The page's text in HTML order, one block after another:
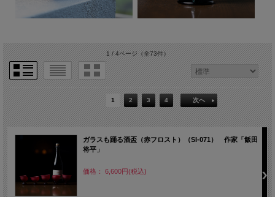
1 / 4ページ（全73件）
1 2 3 4 次へ
ガラスも踊る酒盃（赤フロスト）（SI-071） 作家「飯田
将平」
価格： 6,600円(税込)